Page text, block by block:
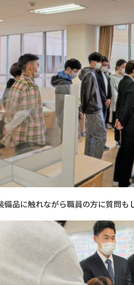
備品に触れながら職員の方に質問も